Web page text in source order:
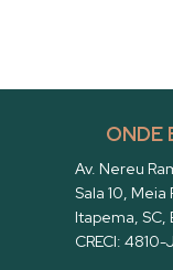
ONDE
Av. Nereu
Sala 10, Meia
Itapema, SC,
CRECI: 4810-J